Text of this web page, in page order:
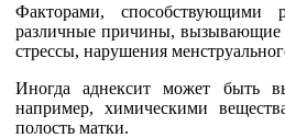
Факторами, способствующими
различные причины, вызывающие
стрессы, нарушения
Иногда аднексит может быть
например, химическими
полость матки.